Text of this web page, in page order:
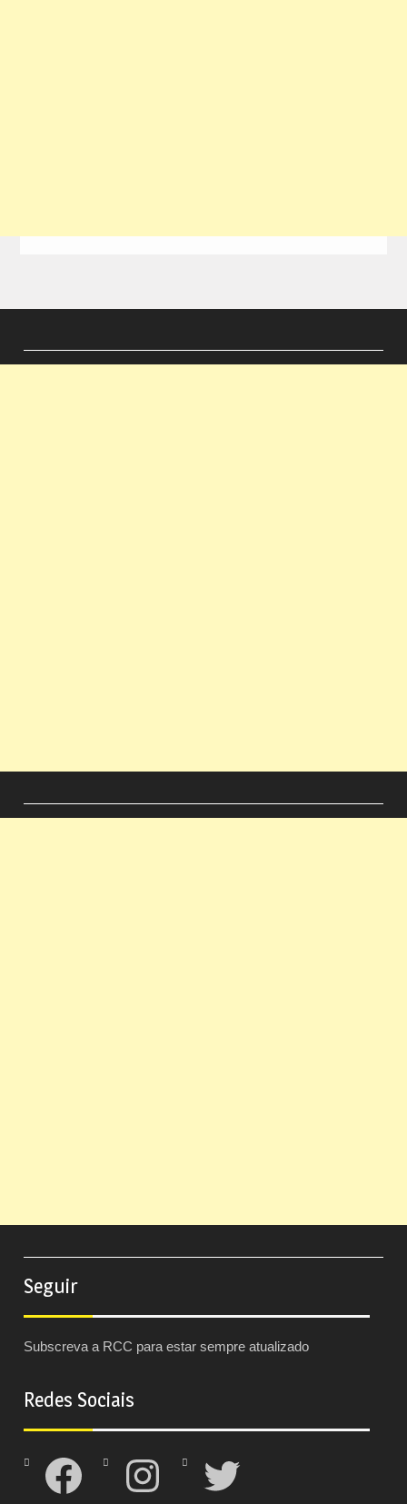
Seguir
Subscreva a RCC para estar sempre atualizado
Redes Sociais
Facebook Instagram Twitter